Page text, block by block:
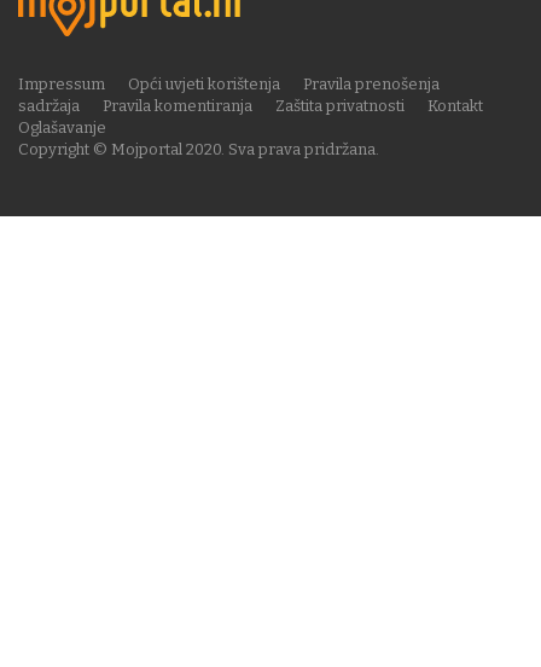
Copyright © Mojportal 2020. Sva prava pridržana.
Impressum Opći uvjeti korištenja
Pravila prenošenja
sadržaja
Pravila komentiranja Zaštita privatnosti
Kontakt
Oglašavanje